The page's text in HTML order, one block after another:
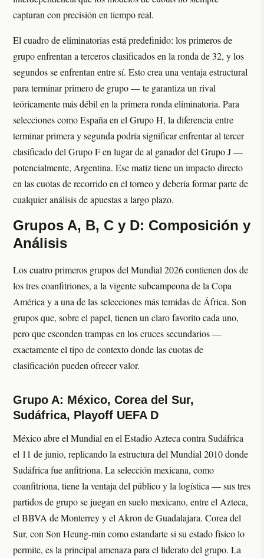
capturan con precisión en tiempo real.
El cuadro de eliminatorias está predefinido: los primeros de
grupo enfrentan a terceros clasificados en la ronda de 32, y los
segundos se enfrentan entre sí. Esto crea una ventaja estructural
para terminar primero de grupo — te garantiza un rival
teóricamente más débil en la primera ronda eliminatoria. Para
selecciones como España en el Grupo H, la diferencia entre
terminar primera y segunda podría significar enfrentar al tercer
clasificado del Grupo F en lugar de al ganador del Grupo J —
potencialmente, Argentina. Ese matiz tiene un impacto directo
en las cuotas de recorrido en el torneo y debería formar parte de
cualquier análisis de apuestas a largo plazo.
Grupos A, B, C y D: Composición y
Análisis
Los cuatro primeros grupos del Mundial 2026 contienen dos de
los tres coanfitriones, a la vigente subcampeona de la Copa
América y a una de las selecciones más temidas de África. Son
grupos que, sobre el papel, tienen un claro favorito cada uno,
pero que esconden trampas en los cruces secundarios —
exactamente el tipo de contexto donde las cuotas de
clasificación pueden ofrecer valor.
Grupo A: México, Corea del Sur,
Sudáfrica, Playoff UEFA D
México abre el Mundial en el Estadio Azteca contra Sudáfrica
el 11 de junio, replicando la estructura del Mundial 2010 donde
Sudáfrica fue anfitriona. La selección mexicana, como
coanfitriona, tiene la ventaja del público y la logística — sus tres
partidos de grupo se juegan en suelo mexicano, entre el Azteca,
el BBVA de Monterrey y el Akron de Guadalajara. Corea del
Sur, con Son Heung-min como estandarte si su estado físico lo
permite, es la principal amenaza para el liderato del grupo. La